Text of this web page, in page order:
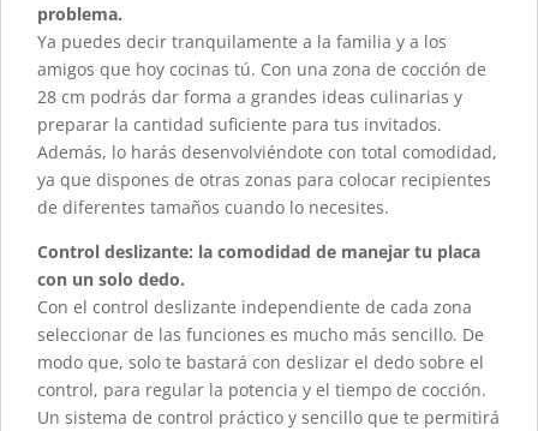
problema.
Ya puedes decir tranquilamente a la familia y a los
amigos que hoy cocinas tú. Con una zona de cocción de
28 cm podrás dar forma a grandes ideas culinarias y
preparar la cantidad suficiente para tus invitados.
Además, lo harás desenvolviéndote con total comodidad,
ya que dispones de otras zonas para colocar recipientes
de diferentes tamaños cuando lo necesites.
Control deslizante: la comodidad de manejar tu placa
con un solo dedo.
Con el control deslizante independiente de cada zona
seleccionar de las funciones es mucho más sencillo. De
modo que, solo te bastará con deslizar el dedo sobre el
control, para regular la potencia y el tiempo de cocción.
Un sistema de control práctico y sencillo que te permitirá